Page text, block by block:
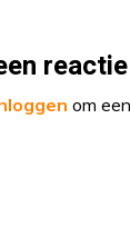
reactie
om